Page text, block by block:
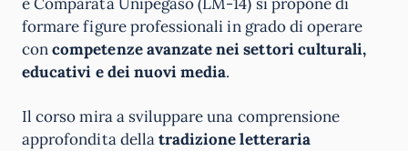
formare figure professionali in grado di operare
concompetenze avanzate nei settori culturali,
educativi e dei nuovi media.
Il corso mira a sviluppare una comprensione
approfondita dellatradizione letteraria